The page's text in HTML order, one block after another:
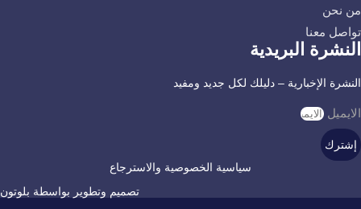
من نحن
تواصل معنا
النشرة البريدية
النشرة الإخبارية – دليلك لكل جديد ومفيد
الايميل
إشترك
سياسية الخصوصية والاسترجاع
تصميم وتطوير بواسطة بلوتون